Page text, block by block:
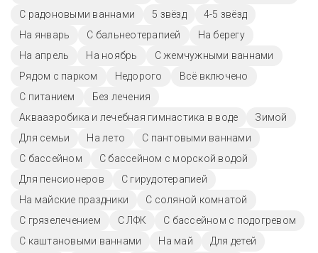
С радоновыми ваннами
5 звёзд
4-5 звёзд
На январь
С бальнеотерапией
На берегу
На апрель
На ноябрь
С жемчужными ваннами
Рядом с парком
Недорого
Всё включено
С питанием
Без лечения
Аквааэробика и лечебная гимнастика в воде
Зимой
Для семьи
На лето
С пантовыми ваннами
C бассейном
С бассейном с морской водой
Для пенсионеров
С гирудотерапией
На майские праздники
С соляной комнатой
С грязелечением
С ЛФК
С бассейном с подогревом
С каштановыми ваннами
На май
Для детей